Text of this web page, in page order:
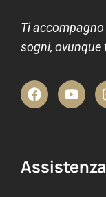
Ti
sogni, ovunque